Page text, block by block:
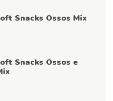
Snacks Ossos Mix
Snacks Ossos e